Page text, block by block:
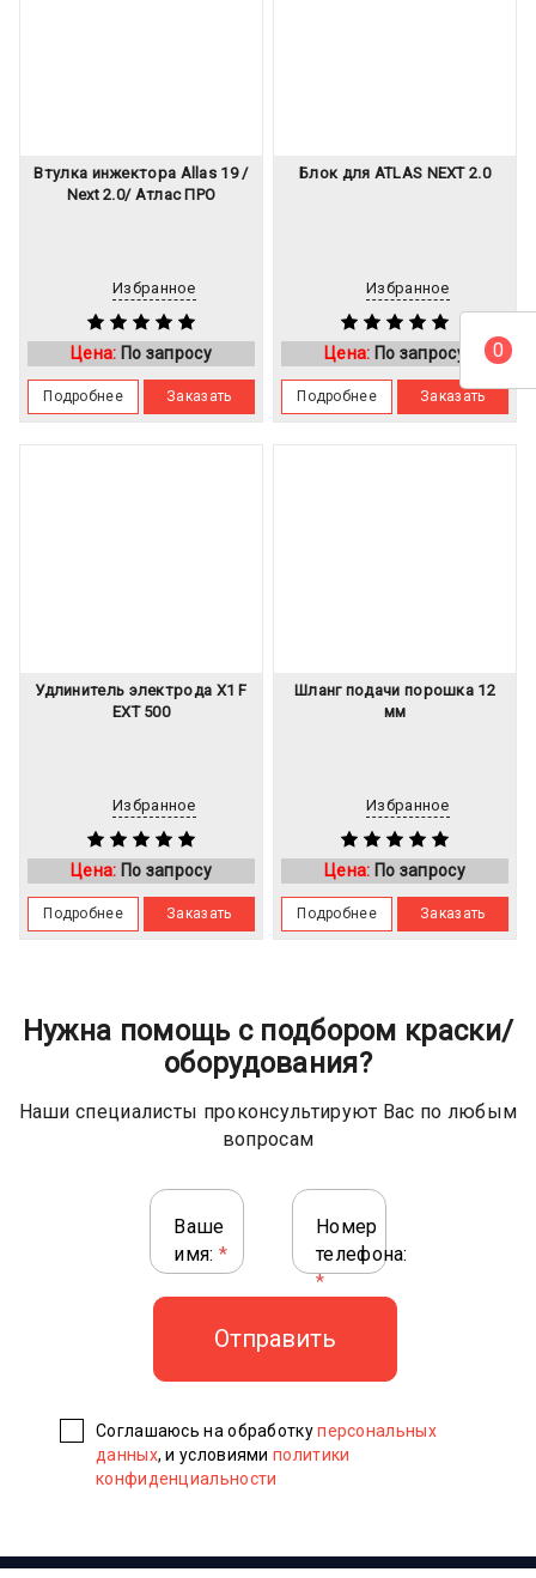
Втулка инжектора Allas 19 /
Next 2.0/ Атлас ПРО
Избранное
Цена: По запросу
Подробнее Заказать
Блок для ATLAS NEXT 2.0
Избранное
Цена: По запросу
Подробнее Заказать
Удлинитель электрода Х1 F
EXT 500
Избранное
Цена: По запросу
Подробнее Заказать
Шланг подачи порошка 12
мм
Избранное
Цена: По запросу
Подробнее Заказать
Нужна помощь с подбором краски/
оборудования?
Наши специалисты проконсультируют Вас по любым
вопросам
Ваше
имя: *
Номер
телефона:
*
Соглашаюсь на обработкуперсональных
данных, и условиямиполитики
конфиденциальности
0